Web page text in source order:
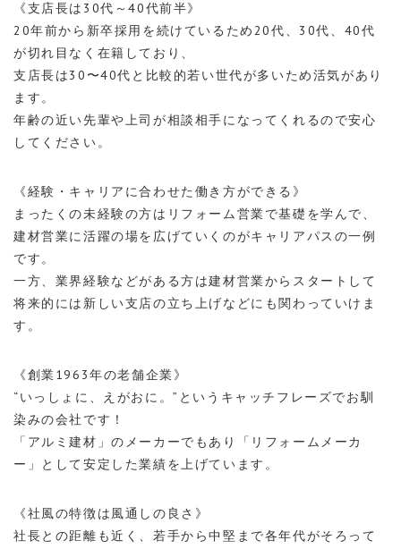
《支店長は30代～40代前半》
20年前から新卒採用を続けているため20代、30代、40代
が切れ目なく在籍しており、
支店長は30〜40代と比較的若い世代が多いため活気があり
ます。
年齢の近い先輩や上司が相談相手になってくれるので安心
してください。
《経験・キャリアに合わせた働き方ができる》
まったくの未経験の方はリフォーム営業で基礎を学んで、
建材営業に活躍の場を広げていくのがキャリアパスの一例
です。
一方、業界経験などがある方は建材営業からスタートして
将来的には新しい支店の立ち上げなどにも関わっていけま
す。
《創業1963年の老舗企業》
“いっしょに、えがおに。”というキャッチフレーズでお馴
染みの会社です！
「アルミ建材」のメーカーでもあり「リフォームメーカ
ー」として安定した業績を上げています。
《社風の特徴は風通しの良さ》
社長との距離も近く、若手から中堅まで各年代がそろって